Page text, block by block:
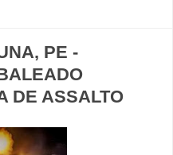
PE -
DE ASSALTO